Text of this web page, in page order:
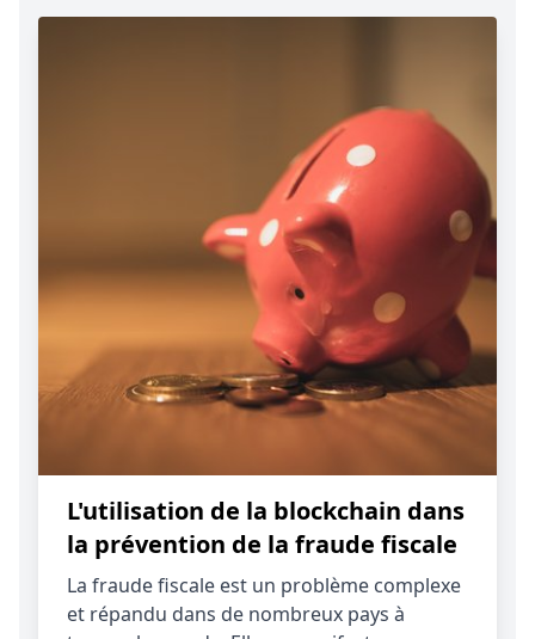
L'utilisation de la blockchain dans
la prévention de la fraude fiscale
La fraude fiscale est un problème complexe
et répandu dans de nombreux pays à